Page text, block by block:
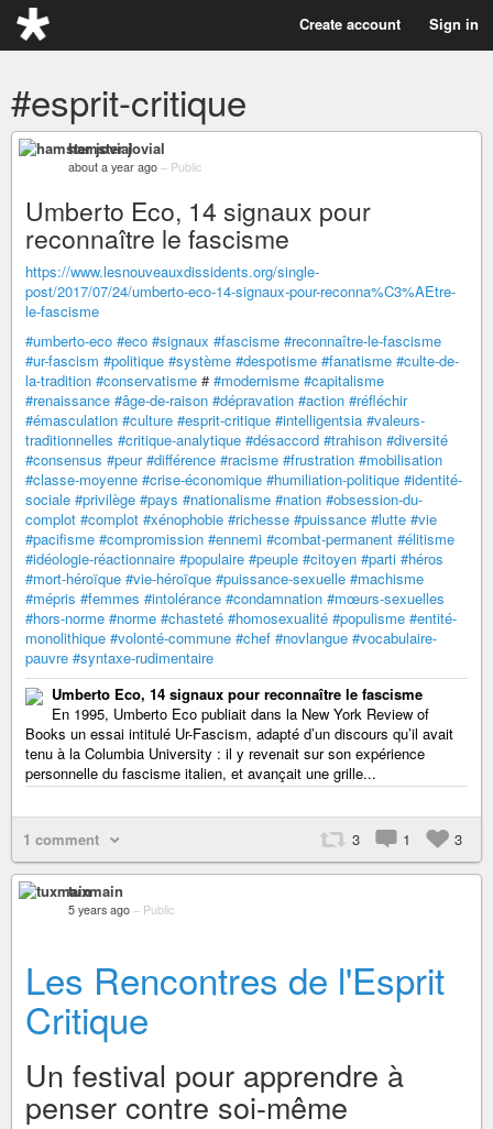
Create account Sign in
#esprit-critique
hamster jovial
about a year ago – Public
Umberto Eco, 14 signaux pour
reconnaître le fascisme
https://www.lesnouveauxdissidents.org/single-
post/2017/07/24/umberto-eco-14-signaux-pour-reconna%C3%AEtre-
le-fascisme
#umberto-eco #eco #signaux #fascisme #reconnaître-le-fascisme
#ur-fascism #politique #système #despotisme #fanatisme #culte-de-
la-tradition #conservatisme # #modernisme #capitalisme
#renaissance #âge-de-raison #dépravation #action #réfléchir
#émasculation #culture #esprit-critique #intelligentsia #valeurs-
traditionnelles #critique-analytique #désaccord #trahison #diversité
#consensus #peur #différence #racisme #frustration #mobilisation
#classe-moyenne #crise-économique #humiliation-politique #identité-
sociale #privilège #pays #nationalisme #nation #obsession-du-
complot #complot #xénophobie #richesse #puissance #lutte #vie
#pacifisme #compromission #ennemi #combat-permanent #élitisme
#idéologie-réactionnaire #populaire #peuple #citoyen #parti #héros
#mort-héroïque #vie-héroïque #puissance-sexuelle #machisme
#mépris #femmes #intolérance #condamnation #mœurs-sexuelles
#hors-norme #norme #chasteté #homosexualité #populisme #entité-
monolithique #volonté-commune #chef #novlangue #vocabulaire-
pauvre #syntaxe-rudimentaire
Umberto Eco, 14 signaux pour reconnaître le fascisme
En 1995, Umberto Eco publiait dans la New York Review of
Books un essai intitulé Ur-Fascism, adapté d’un discours qu’il avait
tenu à la Columbia University : il y revenait sur son expérience
personnelle du fascisme italien, et avançait une grille...
1 comment 3 1 3
tuxmain
5 years ago – Public
Les Rencontres de l'Esprit
Critique
Un festival pour apprendre à
penser contre soi-même